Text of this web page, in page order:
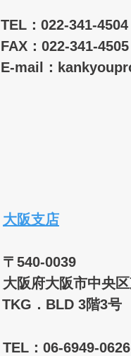
TEL：022-341-
FAX：022-341-4505
E-mail：
大阪支店
〒540-0039
大阪府大阪市中央
TKG．BLD 3階3号
TEL：06-6949-